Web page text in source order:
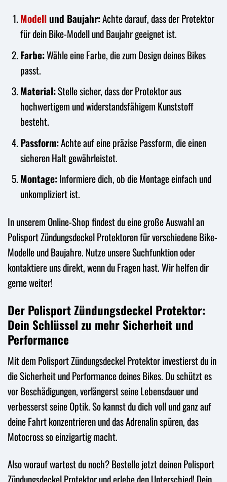
Modellund Baujahr:Achte darauf, dass der Protektor
für dein Bike-Modell und Baujahr geeignet ist.
Farbe:Wähle eine Farbe, die zum Design deines Bikes
passt.
Material:Stelle sicher, dass der Protektor aus
hochwertigem und widerstandsfähigem Kunststoff
besteht.
Passform:Achte auf eine präzise Passform, die einen
sicheren Halt gewährleistet.
Montage:Informiere dich, ob die Montage einfach und
unkompliziert ist.
In unserem Online-Shop findest du eine große Auswahl an
Polisport Zündungsdeckel Protektoren für verschiedene Bike-
Modelle und Baujahre. Nutze unsere Suchfunktion oder
kontaktiere uns direkt, wenn du Fragen hast. Wir helfen dir
gerne weiter!
Der Polisport Zündungsdeckel Protektor:
Dein Schlüssel zu mehr Sicherheit und
Performance
Mit dem Polisport Zündungsdeckel Protektor investierst du in
die Sicherheit und Performance deines Bikes. Du schützt es
vor Beschädigungen, verlängerst seine Lebensdauer und
verbesserst seine Optik. So kannst du dich voll und ganz auf
deine Fahrt konzentrieren und das Adrenalin spüren, das
Motocross so einzigartig macht.
Also worauf wartest du noch? Bestelle jetzt deinen Polisport